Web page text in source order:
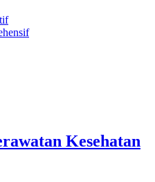
Kesehatan